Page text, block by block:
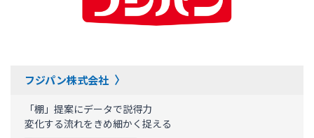
フジパン株式会社
「棚」提案にデータで説得力
変化する流れをきめ細かく捉える